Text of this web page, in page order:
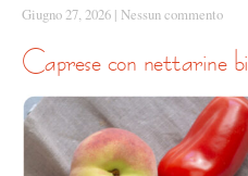
Giugno 27, 2026 | Nessun commento
caprese con nettarine